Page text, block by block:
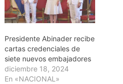
Presidente Abinader recibe
cartas credenciales de
siete nuevos embajadores
diciembre 18, 2024
En «NACIONAL»